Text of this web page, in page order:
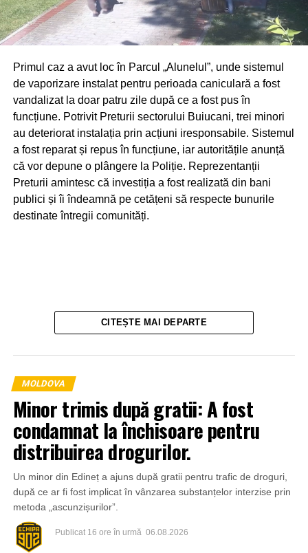
Primul caz a avut loc în Parcul „Alunelul”, unde sistemul
de vaporizare instalat pentru perioada caniculară a fost
vandalizat la doar patru zile după ce a fost pus în
funcțiune. Potrivit Preturii sectorului Buiucani, trei minori
au deteriorat instalația prin acțiuni iresponsabile. Sistemul
a fost reparat și repus în funcțiune, iar autoritățile anunță
că vor depune o plângere la Poliție. Reprezentanții
Preturii amintesc că investiția a fost realizată din bani
publici și îi îndeamnă pe cetățeni să respecte bunurile
destinate întregii comunități.
Un alt caz a fost surprins de camerele de supraveghere
din pasajul subteran de pe strada Ciuflea, la intersecția cu
bulevardul Ștefan cel Mare și Sfânt. Imaginile arată cum o
persoană deteriorează intenționat o cameră video, iar
ulterior sunt distruse și mai multe plăci de teracotă de pe
CITEȘTE MAI DEPARTE
MOLDOVA
Minor trimis după gratii: A fost
condamnat la închisoare pentru
distribuirea drogurilor.
Un minor din Edineț a ajuns după gratii pentru trafic de droguri,
după ce ar fi fost implicat în vânzarea substanțelor interzise prin
metoda „ascunzișurilor”.
Publicat 16 ore în urmă 06.08.2026